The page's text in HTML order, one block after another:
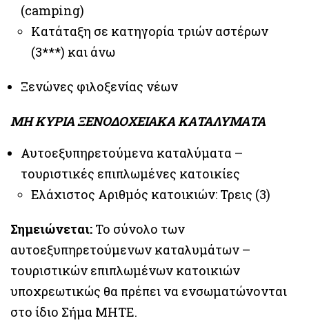
(camping)
Κατάταξη σε κατηγορία τριών αστέρων
(3***) και άνω
Ξενώνες φιλοξενίας νέων
ΜΗ ΚΥΡΙΑ ΞΕΝΟΔΟΧΕΙΑΚΑ ΚΑΤΑΛΥΜΑΤΑ
Αυτοεξυπηρετούμενα καταλύματα –
τουριστικές επιπλωμένες κατοικίες
Ελάχιστος Αριθμός κατοικιών: Τρεις (3)
Σημειώνεται: Το σύνολο των
αυτοεξυπηρετούμενων καταλυμάτων –
τουριστικών επιπλωμένων κατοικιών
υποχρεωτικώς θα πρέπει να ενσωματώνονται
στο ίδιο Σήμα MHTE.